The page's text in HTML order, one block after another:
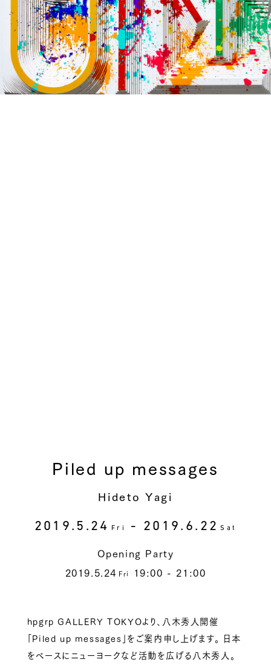
Piled up messages
Hideto Yagi
2019.5.24 Fri - 2019.6.22 Sat
Opening Party
2019.5.24
Fri 19:00 - 21:00
hpgrp GALLERY TOKYOより、八木秀人開催
「Piled up messages」をご案内申し上げます。 日本
をベースにニューヨークなど活動を広げる八木秀人。